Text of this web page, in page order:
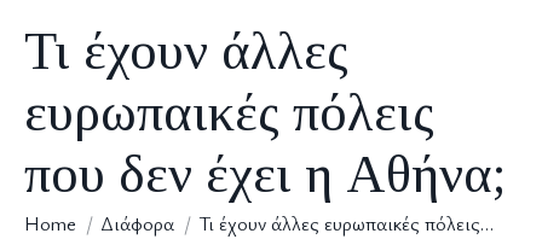
Τι έχουν άλλες
ευρωπαικές πόλεις
που δεν έχει η Αθήνα;
You are here:
Home Διάφορα Τι έχουν άλλες ευρωπαικές πόλεις…